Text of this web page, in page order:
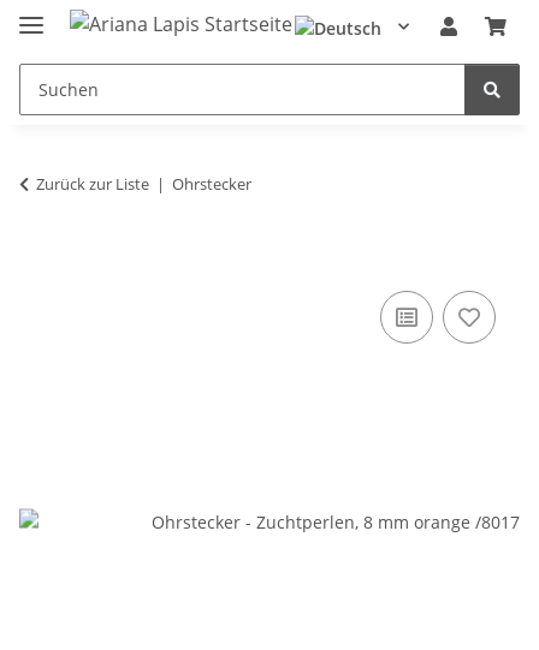
Zurück zur Liste Ohrstecker